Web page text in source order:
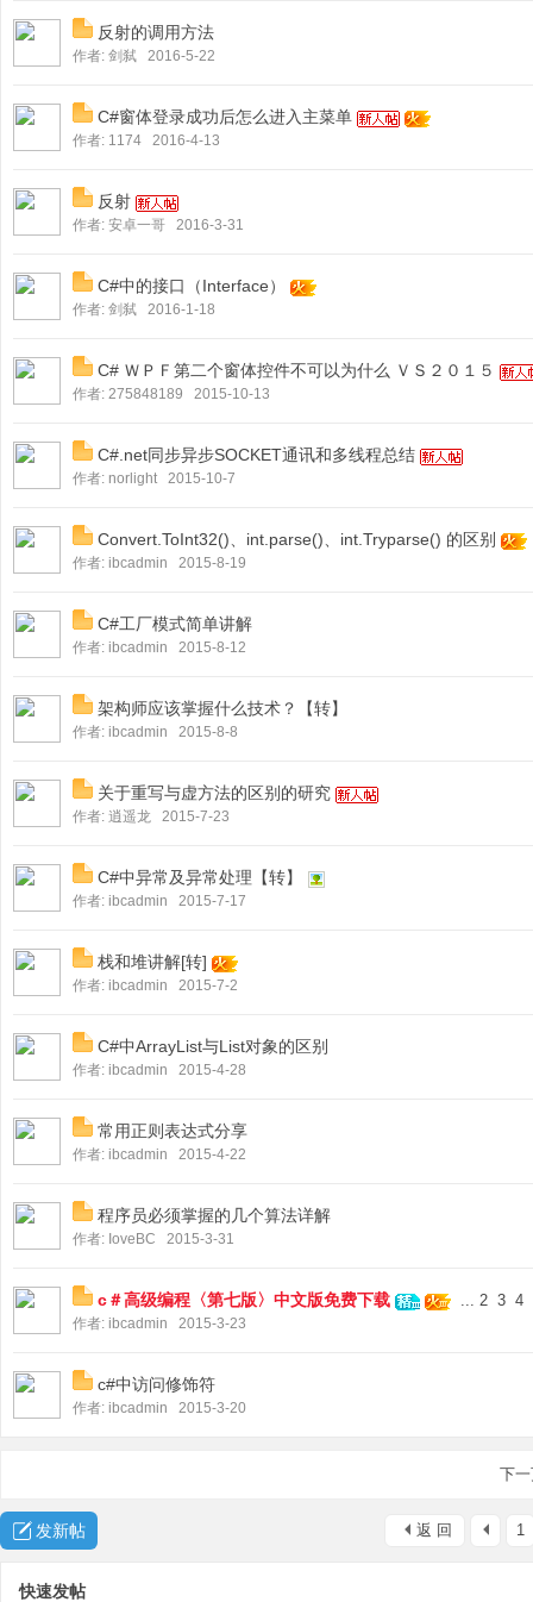
教
程
T
教
N
T
反射的调用方法
作者: 剑弑 2016-5-22
C#窗体登录成功后怎么进入主菜单
作者: 1174 2016-4-13
反射
作者: 安卓一哥 2016-3-31
C#中的接口（Interface）
作者: 剑弑 2016-1-18
C# ＷＰＦ第二个窗体控件不可以为什么 ＶＳ２０１５
作者: 275848189 2015-10-13
C#.net同步异步SOCKET通讯和多线程总结
作者: norlight 2015-10-7
Convert.ToInt32()、int.parse()、int.Tryparse() 的区别
作者: ibcadmin 2015-8-19
C#工厂模式简单讲解
作者: ibcadmin 2015-8-12
架构师应该掌握什么技术？【转】
作者: ibcadmin 2015-8-8
关于重写与虚方法的区别的研究
作者: 逍遥龙 2015-7-23
C#中异常及异常处理【转】
作者: ibcadmin 2015-7-17
栈和堆讲解[转]
作者: ibcadmin 2015-7-2
C#中ArrayList与List对象的区别
作者: ibcadmin 2015-4-28
常用正则表达式分享
作者: ibcadmin 2015-4-22
程序员必须掌握的几个算法详解
作者: IoveBC 2015-3-31
c＃高级编程〈第七版〉中文版免费下载 ... 2 3 4
作者: ibcadmin 2015-3-23
c#中访问修饰符
作者: ibcadmin 2015-3-20
下
1
返 回
发新帖
快速发帖